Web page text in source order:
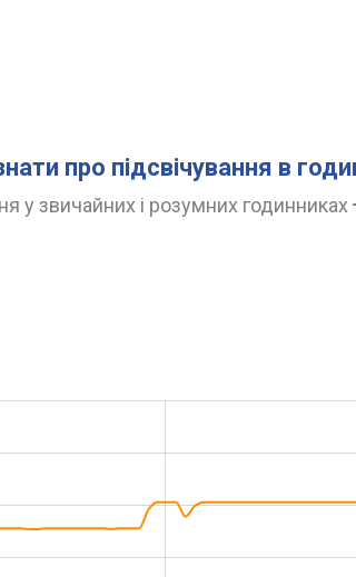
про підсвічування в
у звичайних і розумних годинниках